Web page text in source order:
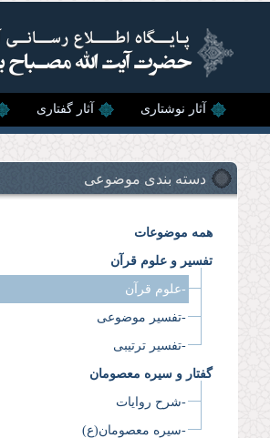
آثار نوشتاری آثار گفتاری
دسته بندی موضوعی
همه موضوعات
تفسیر و علوم قرآن
-علوم قرآن
-تفسیر موضوعی
-تفسیر ترتیبی
گفتار و سیره معصومان
-شرح روایات
-سیره معصومان(ع)